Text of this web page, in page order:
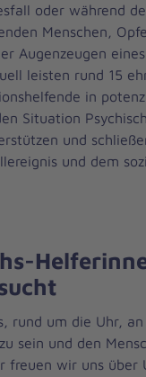
oder während
Menschen,
Augenzeugen
leisten rund 15
in
Situation
und
und dem
rund um die Uhr,
sein und den
freuen wir uns über